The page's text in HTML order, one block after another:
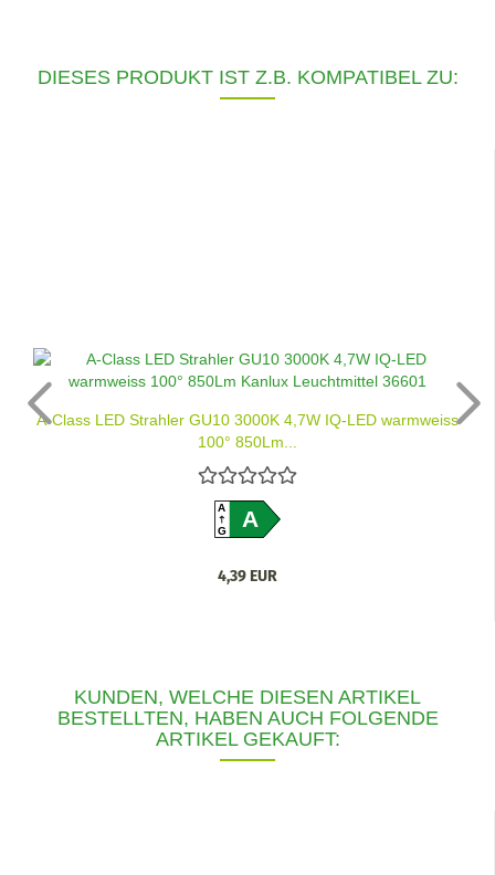
DIESES PRODUKT IST Z.B. KOMPATIBEL ZU:
A-Class LED Strahler GU10 3000K 4,7W IQ-LED warmweiss
100° 850Lm...
A
GA
4,39 EUR
KUNDEN, WELCHE DIESEN ARTIKEL
BESTELLTEN, HABEN AUCH FOLGENDE
ARTIKEL GEKAUFT: